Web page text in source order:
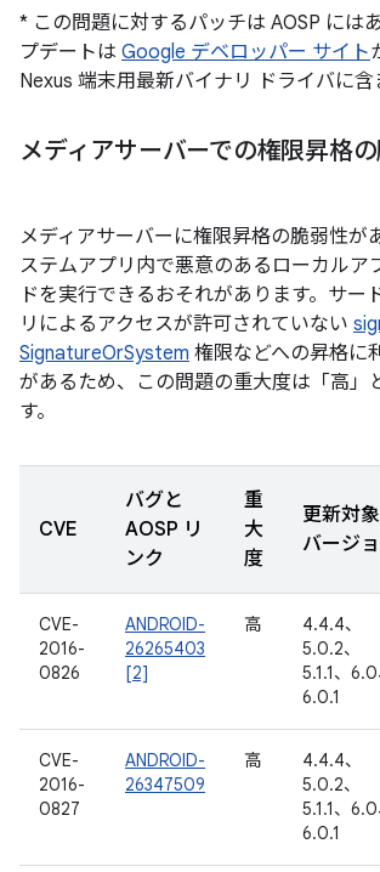
* この問題に対するパッチは AOSP には
プデートは Google デベロッパー サイト
Nexus 端末用最新バイナリ ドライバに含
メディアサーバーでの権限昇格
メディアサーバーに権限昇格の脆弱性が
ステムアプリ内で悪意のあるローカルア
ドを実行できるおそれがあります。サー
リによるアクセスが許可されていない
SignatureOrSystem 権限などへの昇格に
があるため、この問題の重大度は「高」
す。
CVE
バグと
AOSP リ
ンク
重
大
度
更新対
バージ
CVE-
2016-
0826
ANDROID-
26265403
[2]
高
4.4.4、
5.0.2、
5.1.1、6.0
6.0.1
CVE-
2016-
0827
ANDROID-
26347509
高
4.4.4、
5.0.2、
5.1.1、6.0
6.0.1